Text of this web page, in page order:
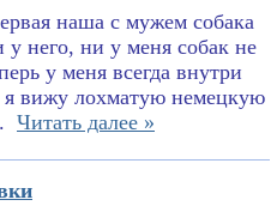
наша с мужем собака
у него, ни у меня собак не
у меня всегда внутри
я вижу лохматую немецкую
Читать далее »